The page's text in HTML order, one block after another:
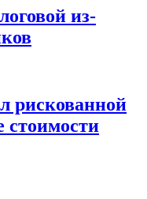
из-
рискованной
стоимости